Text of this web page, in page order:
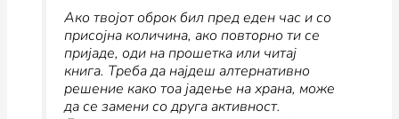
Ако твојот оброк бил пред еден час и со
присојна количина, ако повторно ти се
пријаде, оди на прошетка или читај
книга. Треба да најдеш алтернативно
решение како тоа јадење на храна, може
да се замени со друга активност.